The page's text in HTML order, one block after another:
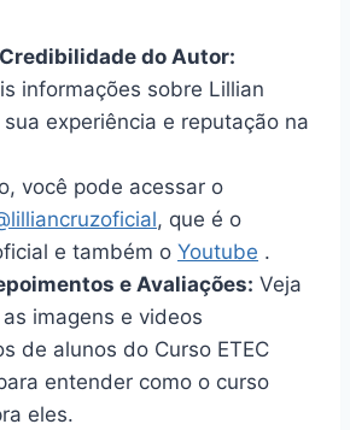
do Autor:
informações sobre Lillian
sua experiência e reputação na
você pode acessar o
, que é o
e também o Youtube .
e Avaliações: Veja
imagens e videos
de alunos do Curso ETEC
entender como o curso
eles.